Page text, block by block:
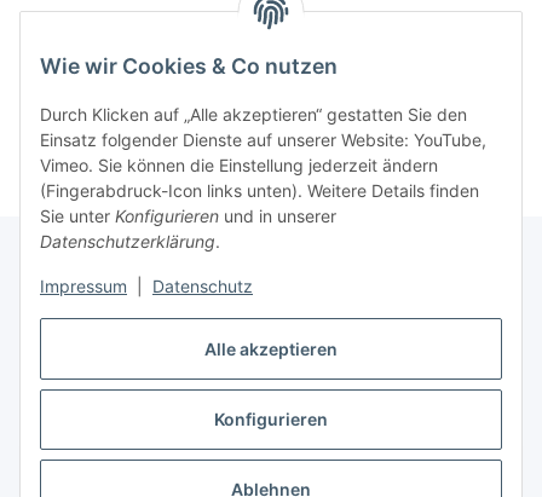
Alle akzeptieren
Konfigurieren
Ablehnen
Wie wir Cookies & Co nutzen
Durch Klicken auf „Alle akzeptieren“ gestatten Sie den
Einsatz folgender Dienste auf unserer Website: YouTube,
Vimeo. Sie können die Einstellung jederzeit ändern
(Fingerabdruck-Icon links unten). Weitere Details finden
Sie unter Konfigurieren und in unserer
Datenschutzerklärung.
Impressum Datenschutz
Gesetzliche Informationen